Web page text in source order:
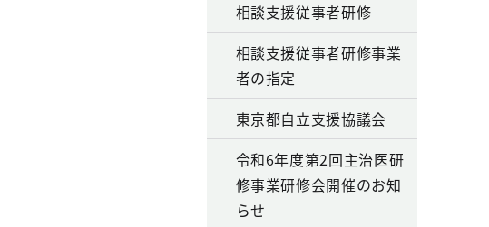
相談支援従事者研修
相談支援従事者研修事業
者の指定
東京都自立支援協議会
令和6年度第2回主治医研
修事業研修会開催のお知
らせ